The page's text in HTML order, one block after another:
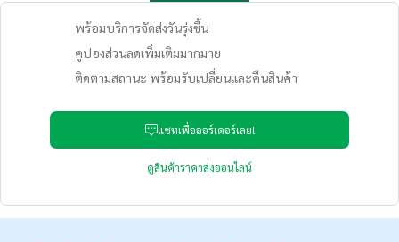
พร้อมบริการจัดส่งวันรุ่งขึ้น
คูปองส่วนลดเพิ่มเติมมากมาย
ติดตามสถานะ พร้อมรับเปลี่ยนและคืนสินค้า
แชทเพื่อออร์เดอร์เลย!
ดูสินค้าราคาส่งออนไลน์